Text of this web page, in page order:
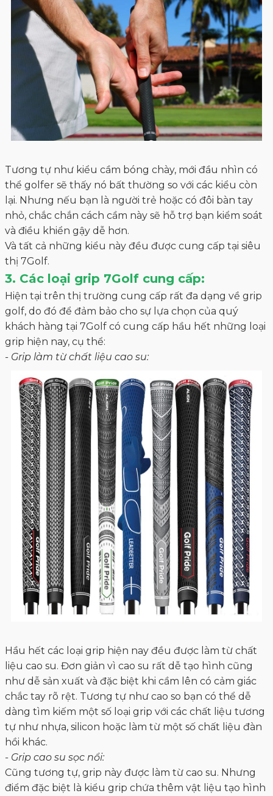
Tương tự như kiểu cầm bóng chày, mới đầu nhìn có
thể golfer sẽ thấy nó bất thường so với các kiểu còn
lại. Nhưng nếu bạn là người trẻ hoặc có đôi bàn tay
nhỏ, chắc chắn cách cầm này sẽ hỗ trợ bạn kiểm soát
và điều khiển gậy dễ hơn.
Và tất cả những kiểu này đều được cung cấp tại siêu
thị 7Golf.
3. Các loại grip 7Golf cung cấp:
Hiện tại trên thị trường cung cấp rất đa dạng về grip
golf, do đó để đảm bảo cho sự lựa chọn của quý
khách hàng tại 7Golf có cung cấp hầu hết những loại
grip hiện nay, cụ thể:
- Grip làm từ chất liệu cao su:
Hầu hết các loại grip hiện nay đều được làm từ chất
liệu cao su. Đơn giản vì cao su rất dễ tạo hình cũng
như dễ sản xuất và đặc biệt khi cầm lên có cảm giác
chắc tay rõ rệt. Tương tự như cao so bạn có thể dễ
dàng tìm kiếm một số loại grip với các chất liệu tương
tự như nhựa, silicon hoặc làm từ một số chất liệu đàn
hồi khác.
- Grip cao su sọc nổi:
Cũng tương tự, grip này được làm từ cao su. Nhưng
điểm đặc biệt là kiểu grip chứa thêm vật liệu tạo hình